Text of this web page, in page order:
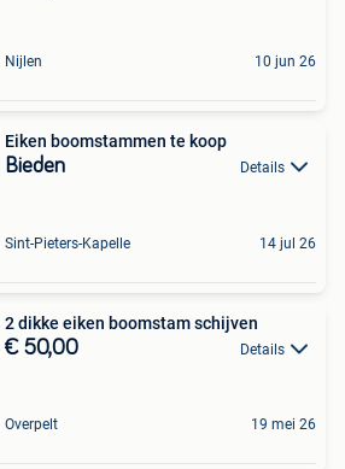
Nijlen 10 jun 26
Eiken boomstammen te koop
Bieden Details
Sint-Pieters-Kapelle 14 jul 26
2 dikke eiken boomstam schijven
€ 50,00 Details
Overpelt 19 mei 26